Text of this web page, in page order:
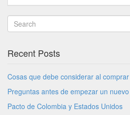
Recent Posts
Cosas que debe considerar al
Preguntas antes de empezar un
Pacto de Colombia y Estados Unidos